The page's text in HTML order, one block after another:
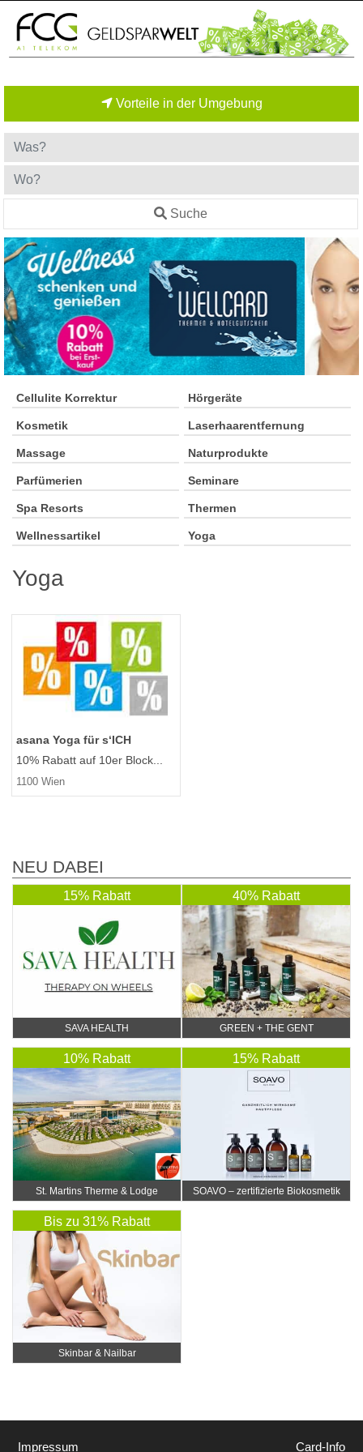
Vorteile in der Umgebung
Suche
Cellulite Korrektur Hörgeräte
Kosmetik Laserhaarentfernung
Massage Naturprodukte
Parfümerien Seminare
Spa Resorts Thermen
Wellnessartikel Yoga
Yoga
asana Yoga für s‘ICH
10% Rabatt auf 10er Block...
1100 Wien
NEU DABEI
15% Rabatt
SAVA HEALTH
40% Rabatt
GREEN + THE GENT
10% Rabatt
St. Martins Therme & Lodge
15% Rabatt
SOAVO – zertifizierte Biokosmetik
Bis zu 31% Rabatt
Skinbar & Nailbar
Impressum Card-Info